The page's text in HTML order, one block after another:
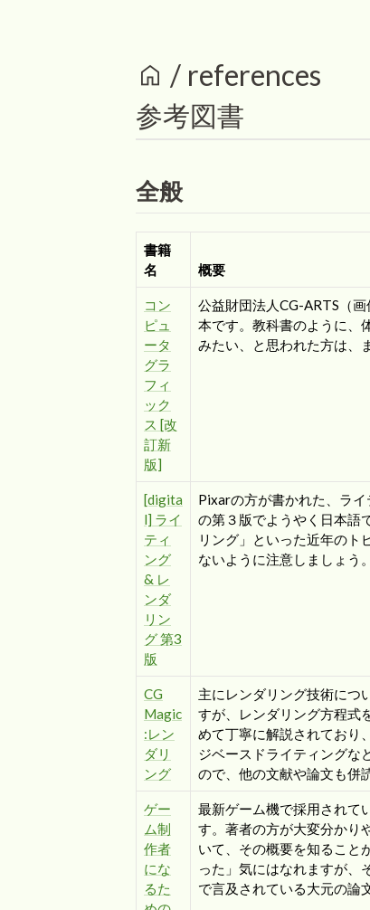
home / references
参考図書
全般
書籍
名
概要
コン
ピュ
ータ
グラ
フィ
ック
ス [改
訂新
版]
公益財団法人CG-ARTS（
本です。教科書のように、
みたい、と思われた方は、
[digita
l] ライ
ティ
ング
& レ
ンダ
リン
グ 第3
版
Pixarの方が書かれた、ラ
の第３版でようやく日本語
リング」といった近年のト
ないように注意しましょう
CG
Magic
:レン
ダリ
ング
主にレンダリング技術につ
すが、レンダリング方程式
めて丁寧に解説されており
ジベースドライティングな
ので、他の文献や論文も併
ゲー
ム制
作者
にな
るた
最新ゲーム機で採用されて
す。著者の方が大変分かり
いて、その概要を知ること
った」気にはなれますが、
で言及されている大元の論